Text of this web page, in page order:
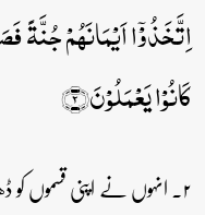
اِتَّخَذُوۡۤا اَیۡمَانَہُمۡ جُنَّۃً
کَانُوۡا یَعۡمَلُوۡنَ﴿۲﴾
۲۔ انہوں نے اپنی قسموں